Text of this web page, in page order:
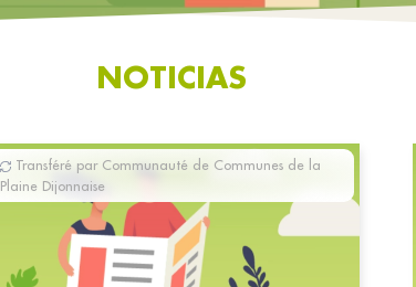
NOTICIAS
Transféré par Communauté de Communes de la
Plaine Dijonnaise